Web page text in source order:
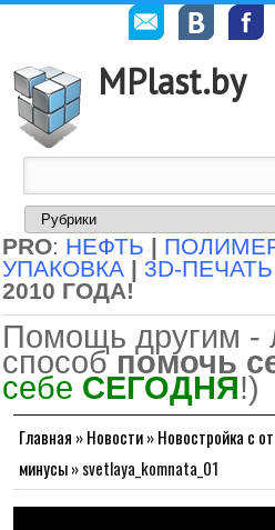
MPlast.by
PRO: НЕФТЬ |
УПАКОВКА | 3D-ПЕЧАТЬ
2010 ГОДА!
Помощь другим -
способ помочь
себе СЕГОДНЯ!)
Главная »Новости»Новостройка с
минусы»svetlaya_komnata_01